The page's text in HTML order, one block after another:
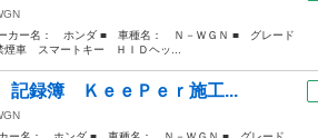
ー名： ホンダ ■ 車種名： Ｎ－ＷＧＮ ■ グレード
車 スマートキー ＨＩＤヘッ...
記録簿 ＫｅｅＰｅｒ施工...